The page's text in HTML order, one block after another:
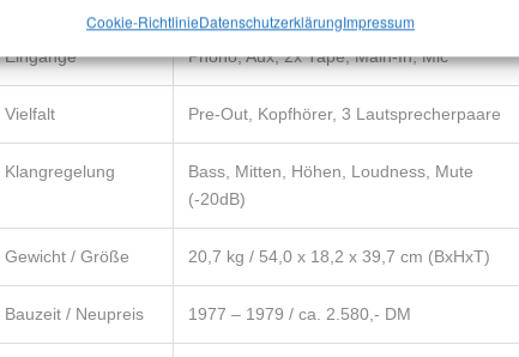
Cookie-RichtlinieDatenschutzerklärungImpressum
Eingänge Phono, Aux, 2x Tape, Main-In, Mic
Vielfalt Pre-Out, Kopfhörer, 3 Lautsprecherpaare
Klangregelung
Bass, Mitten, Höhen, Loudness, Mute
(-20dB)
Gewicht / Größe 20,7 kg / 54,0 x 18,2 x 39,7 cm (BxHxT)
Bauzeit / Neupreis 1977 – 1979 / ca. 2.580,- DM